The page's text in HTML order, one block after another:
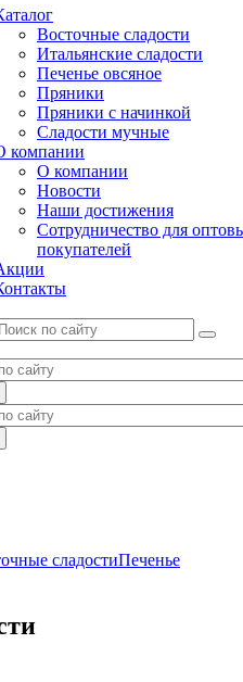
Восточные сладости
Итальянские сладости
Печенье овсяное
Пряники
Пряники с начинкой
Сладости мучные
компании
О компании
Новости
Наши достижения
Сотрудничество для
покупателей
сладостиПеченье